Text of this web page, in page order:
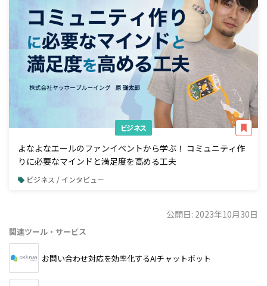
ビジネス
よなよなエールのファンイベントから学ぶ！ コミュニティ作
りに必要なマインドと満足度を高める工夫
ビジネス / インタビュー
公開日: 2023年10月30日
関連ツール・サービス
お問い合わせ対応を効率化するAIチャットボット